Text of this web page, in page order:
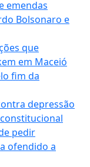
emendas
Bolsonaro e
que
em Maceió
fim da
depressão
pedir
ofendido a